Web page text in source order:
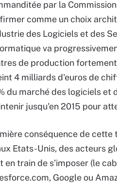
par la
comme un choix
des Logiciels et des
va
de production fortement
4 milliards d'euros de
du marché des logiciels et
jusqu'en 2015 pour
conséquence de cette
Etats-Unis, des acteurs
en train de s’imposer (le
Google ou